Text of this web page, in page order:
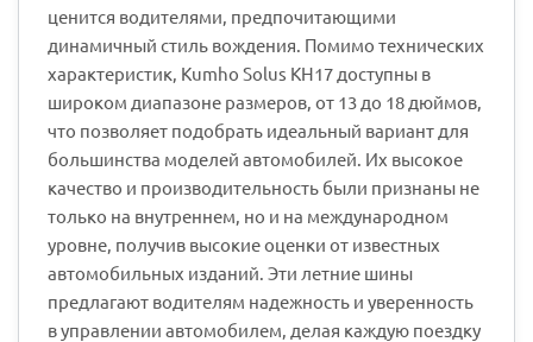
ценится водителями, предпочитающими
динамичный стиль вождения. Помимо технических
характеристик, Kumho Solus KH17 доступны в
широком диапазоне размеров, от 13 до 18 дюймов,
что позволяет подобрать идеальный вариант для
большинства моделей автомобилей. Их высокое
качество и производительность были признаны не
только на внутреннем, но и на международном
уровне, получив высокие оценки от известных
автомобильных изданий. Эти летние шины
предлагают водителям надежность и уверенность
в управлении автомобилем, делая каждую поездку